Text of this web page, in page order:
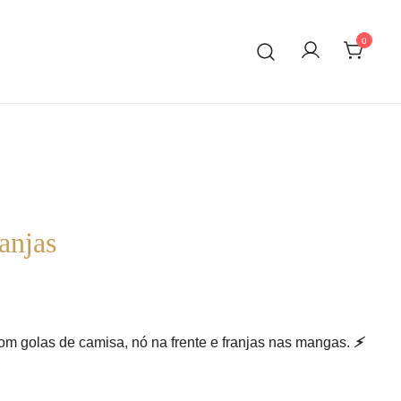
0
golas de camisa, nó na frente e franjas nas mangas. ⚡️